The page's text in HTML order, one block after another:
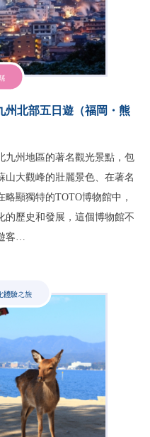
州北部五日遊（福岡・熊
九州地區的著名觀光景點，包
山大觀峰的壯麗景色、在著名
顯獨特的TOTO博物館中，
的歷史和發展，這個博物館不
客…
體驗之旅